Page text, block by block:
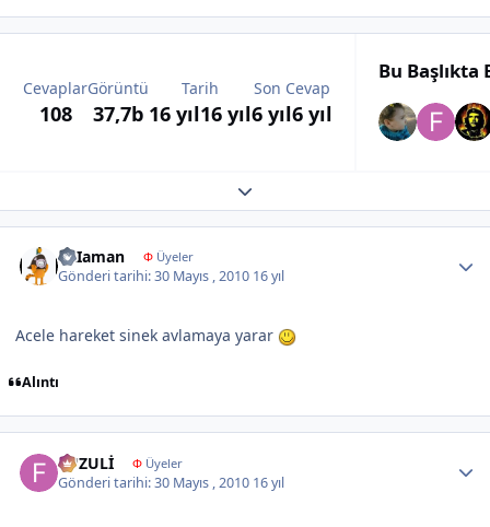
Cevaplar
108
Görüntü
37,7b
Tarih
16 yıl16 yıl
Son Cevap
6 yıl6 yıl
Bu Başlıkta
Expand topic overview
PaIaman ΦÜyeler
Gönderi tarihi:30 Mayıs , 2010 16 yıl
Acele hareket sinek avlamaya yarar
Alıntı
FUZULİ ΦÜyeler
Gönderi tarihi:30 Mayıs , 2010 16 yıl